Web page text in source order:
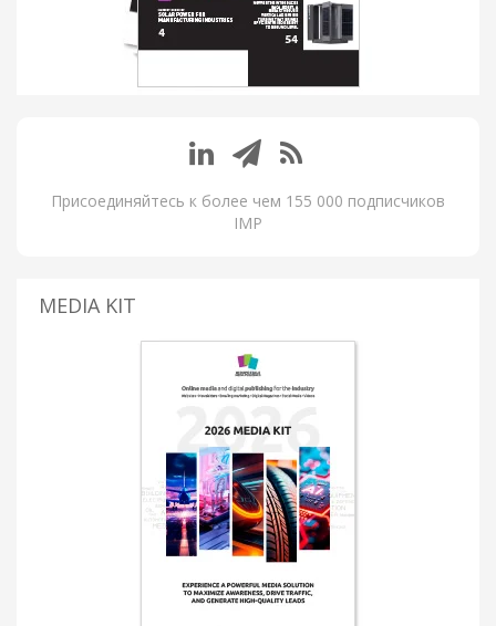
Присоединяйтесь к более чем 155 000 подписчиков
IMP
MEDIA KIT